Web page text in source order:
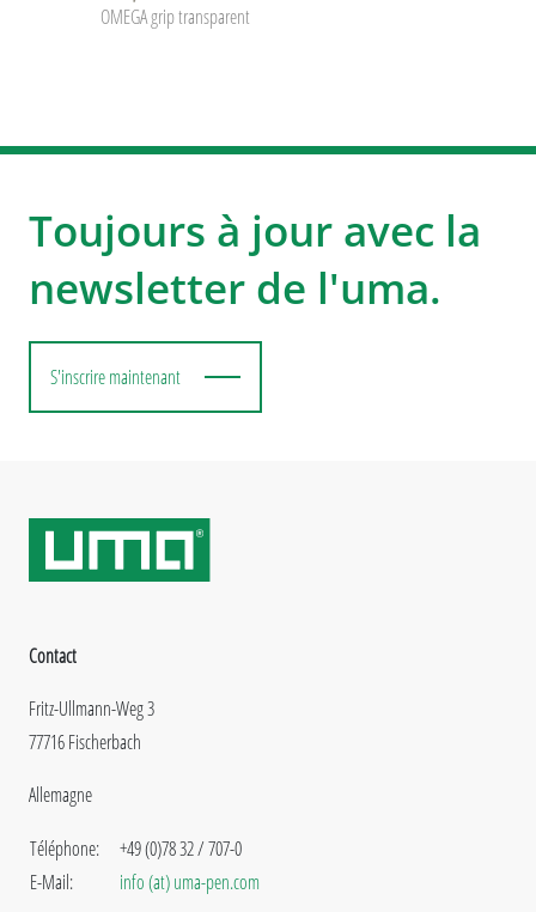
OMEGA grip transparent
Toujours à jour avec la
newsletter de l'uma.
S'inscrire maintenant
Contact
Fritz-Ullmann-Weg 3
77716 Fischerbach
Allemagne
Téléphone:
E-Mail:
+49 (0)78 32 / 707-0
info (at) uma-pen.com